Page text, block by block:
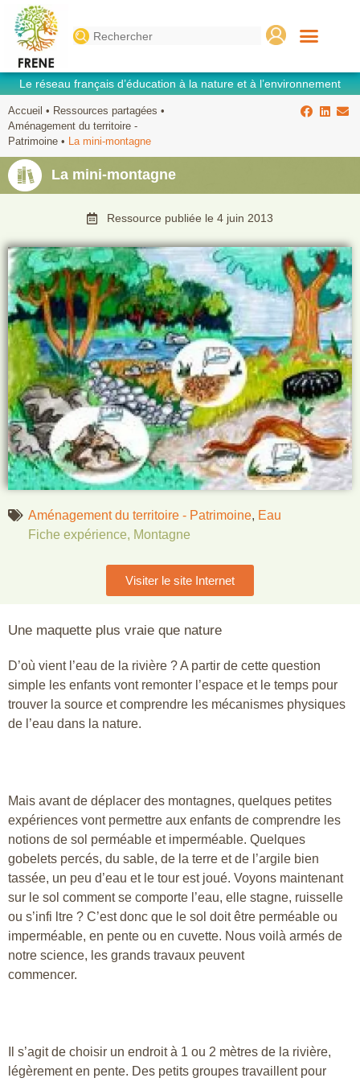
Search
for:
Le réseau français d’éducation à la nature et à l’environnement
Accueil • Ressources partagées •
Aménagement du territoire -
Patrimoine • La mini-montagne
La mini-montagne
Une maquette plus vraie que nature
D’où vient l’eau de la rivière ? A partir de cette question
simple les enfants vont remonter l’espace et le temps pour
trouver la source et comprendre les mécanismes physiques
de l’eau dans la nature.
Mais avant de déplacer des montagnes, quelques petites
expériences vont permettre aux enfants de comprendre les
notions de sol perméable et imperméable. Quelques
gobelets percés, du sable, de la terre et de l’argile bien
tassée, un peu d’eau et le tour est joué. Voyons maintenant
sur le sol comment se comporte l’eau, elle stagne, ruisselle
ou s’infi ltre ? C’est donc que le sol doit être perméable ou
imperméable, en pente ou en cuvette. Nous voilà armés de
notre science, les grands travaux peuvent
commencer.
Il s’agit de choisir un endroit à 1 ou 2 mètres de la rivière,
légèrement en pente. Des petits groupes travaillent pour
Ressource publiée le 4 juin 2013
Aménagement du territoire - Patrimoine, Eau
Fiche expérience, Montagne
Visiter le site Internet